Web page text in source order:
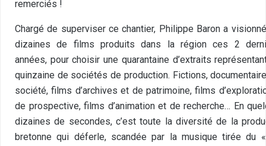
remerciés !
Chargé de superviser ce chantier, Philippe Baron a
dizaines de films produits dans la région ces 2
années, pour choisir une quarantaine d’extraits
quinzaine de sociétés de production. Fictions,
société, films d’archives et de patrimoine, films
de prospective, films d’animation et de recherche… En
dizaines de secondes, c’est toute la diversité de la
bretonne qui déferle, scandée par la musique tirée du